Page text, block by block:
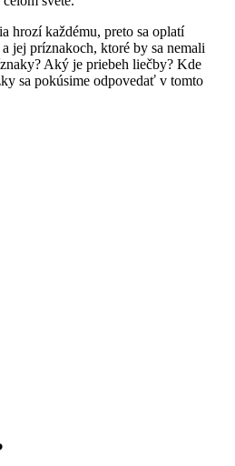
hrozí každému, preto sa oplatí
a jej príznakoch, ktoré by sa nemali
Aký je priebeh liečby? Kde
sa pokúsime odpovedať v tomto